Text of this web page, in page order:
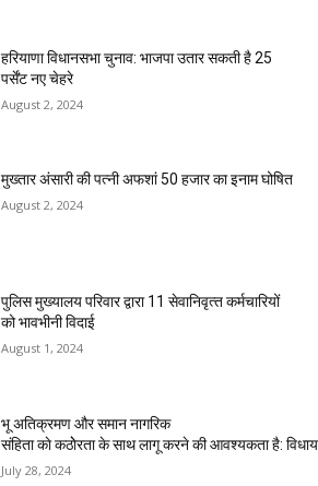
हरियाणा विधानसभा चुनाव: भाजपा उतार सकती है 25
पर्सेंट नए चेहरे
August 2, 2024
मुख्तार अंसारी की पत्नी अफशां 50 हजार का इनाम घोषित
August 2, 2024
पुलिस मुख्यालय परिवार द्वारा 11 सेवानिवृत्‍त कर्मचारियों
को भावभीनी विदाई
August 1, 2024
भू अतिक्रमण और समान नागरिक
संहिता काे कठाेेरता के साथ लागू करने की आवश्यकता है:
July 28, 2024